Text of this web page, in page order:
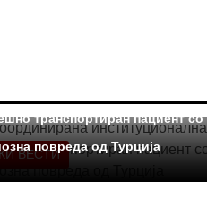
ВЕСТИ
транспортиран пациент со
повреда од Турција
Со владин авион во Скопје